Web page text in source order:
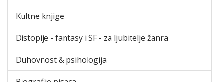
Kultne knjige
Distopije - fantasy i SF - za ljubitelje žanra
Duhovnost & psihologija